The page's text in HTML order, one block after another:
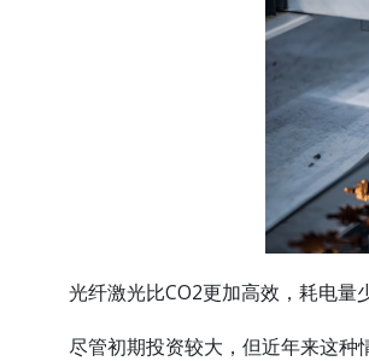
光纤激光比CO2更加高效，耗电量
尽管初期投资较大，但近年来这